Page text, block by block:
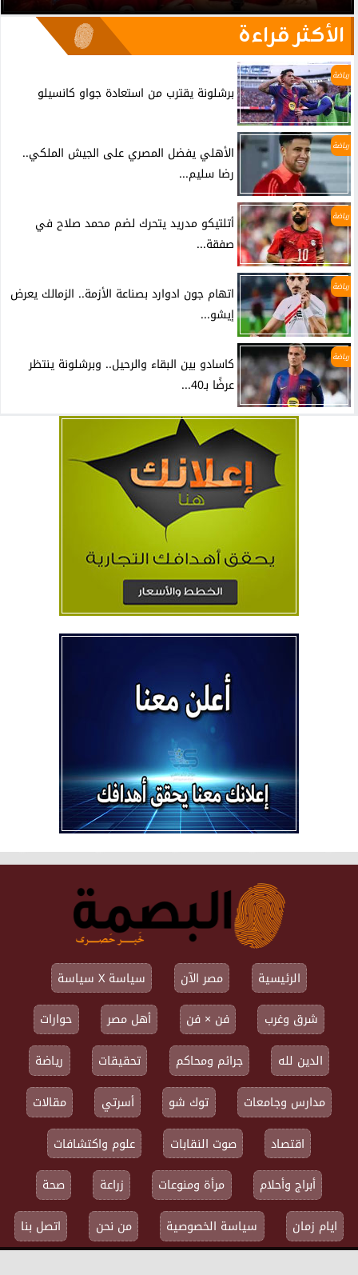
الأكثر قراءة
رياضة
برشلونة يقترب من استعادة جواو كانسيلو
رياضة
الأهلي يفضل المصري على الجيش الملكي..
رضا سليم...
رياضة
أتلتيكو مدريد يتحرك لضم محمد صلاح في
صفقة...
رياضة
اتهام جون ادوارد بصناعة الأزمة.. الزمالك يعرض
إيشو...
رياضة
كاسادو بين البقاء والرحيل.. وبرشلونة ينتظر
عرضًا بـ40...
الرئيسية مصر الآن
سياسة X سياسة
شرق وغرب
فن × فن أهل مصر
حوارات
الدين لله
جرائم ومحاكم تحقيقات
رياضة
مدارس وجامعات
توك شو أسرتي
مقالات
اقتصاد
صوت النقابات
علوم واكتشافات
أبراج وأحلام
مرأة ومنوعات زراعة
صحة
ايام زمان
سياسة الخصوصية من نحن اتصل بنا